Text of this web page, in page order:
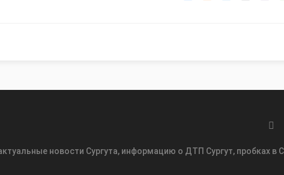
новости Сургута, информацию о ДТП Сургут, пробках в